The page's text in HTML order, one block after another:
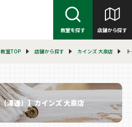
教室を探す 店舗から探す
室TOP 店舗から探す カインズ 大泉店
澤邊）】カインズ 大泉店